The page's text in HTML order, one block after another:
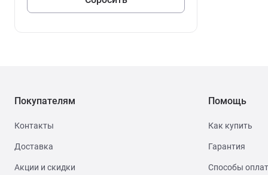
Покупателям
Контакты
Доставка
Акции и скидки
Помощь
Как купить
Гарантия
Способы